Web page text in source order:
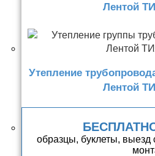
Лентой
Утепление
Лентой
образцы, буклеты, выезд